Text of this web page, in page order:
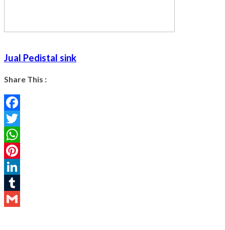
Jual Pedistal sink
Share This :
Facebook
Twitter
WhatsApp
Pinterest
LinkedIn
Tumblr